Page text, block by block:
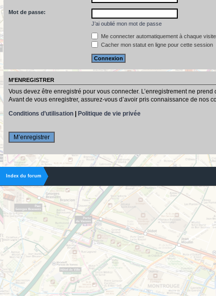
Mot de passe:
J’ai oublié mon mot de passe
Me connecter automatiquement à chaque visite
Cacher mon statut en ligne pour cette session
M’ENREGISTRER
Vous devez être enregistré pour vous connecter. L’enregistrement ne
Avant de vous enregistrer, assurez-vous d’avoir pris connaissance de nos
Conditions d’utilisation
Politique de vie privée
M’enregistrer
Index du forum